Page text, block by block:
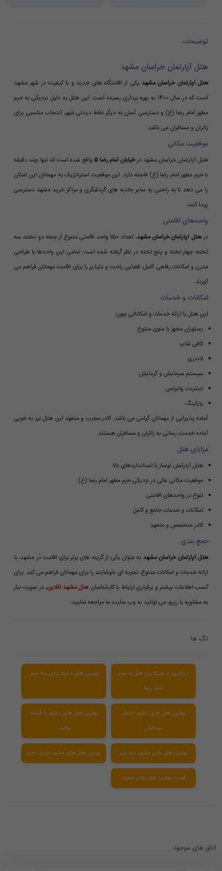
توضیحات
هتل آپارتمان خراسان مشهد
هتل آپارتمان خراسان مشهد یکی از اقامتگاه های جدید و با کیفیت در شهر مشهد
است که در سال 1400 به بهره برداری رسیده است. این هتل به دلیل نزدیکی به حرم
مطهر امام رضا (ع) و دسترسی آسان به دیگر نقاط دیدنی شهر، انتخاب مناسبی برای
زائران و مسافران می باشد.
موقعیت مکانی
هتل آپارتمان خراسان مشهد درخیابان امام رضا 5
واقع شده است که تنها چند دقیقه
با حرم مطهر امام رضا (ع) فاصله دارد. این موقعیت استراتژیک به مهمانان این امکان
را می دهد تا به راحتی به سایر جاذبه های گردشگری و مراکز خرید مشهد دسترسی
پیدا کنند.
واحدهای اقامتی
درهتل آپارتمان خراسان مشهد
، تعداد 150 واحد اقامتی متنوع از جمله دو تخته، سه
تخته، چهار تخته و پنج تخته در نظر گرفته شده است. تمامی این واحدها با طراحی
مدرن و امکانات رفاهی کامل، فضایی راحت و دلپذیر را برای اقامت مهمانان فراهم می
آورند.
امکانات و خدمات
این هتل با ارائه خدمات و امکاناتی چون:
رستوران مجهز با منوی متنوع
کافی شاپ
لاندری
سیستم سرمایش و گرمایش
اینترنت وایرلس
پارکینگ
آماده پذیرایی از مهمانان گرامی می باشد. کادر مجرب و متعهد این هتل نیز به خوبی
آماده خدمت رسانی به زائران و مسافران هستند.
مزایای هتل
هتل آپارتمان نوساز با استانداردهای بالا
موقعیت مکانی عالی در نزدیکی حرم مطهر امام رضا (ع)
تنوع در واحدهای اقامتی
امکانات و خدمات جامع و کامل
کادر متخصص و متعهد
جمع بندی
هتل آپارتمان خراسان مشهد به عنوان یکی از گزینه های برتر برای اقامت در مشهد، با
ارائه خدمات و امکانات متنوع، تجربه ای خوشایند را برای مهمانان فراهم می کند. برای
کسب اطلاعات بیشتر و برقراری ارتباط با کارشناسان هتل مشهد آنلاین، در صورت نیاز
به مشاوره یا رزرو، می توانید به وب سایت ما مراجعه نمایید.
تگ ها
ارزانترین و نزدیکترین هتل به حرم
امام رضا
بهترین هتل مشهد برای ماه عسل
بهترین هتل های مشهد از نظر
مسافران
بهترین هتل های مشهد با قیمت
مناسب
بهترین هتل های مشهد رتبه برتر بهترین هتل های مشهد نزدیک حرم
قیمت بهترین هتل های مشهد
اتاق های موجود